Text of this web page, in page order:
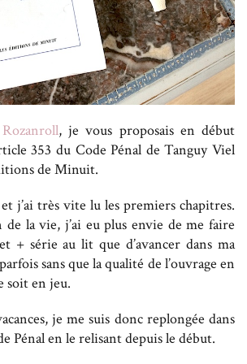
Rozanroll, je vous proposais en début
353 du Code Pénal de Tanguy Viel
de Minuit.
j’ai très vite lu les premiers chapitres.
la vie, j’ai eu plus envie de me faire
+ série au lit que d’avancer dans ma
sans que la qualité de l’ouvrage en
soit en jeu.
je me suis donc replongée dans
Pénal en le relisant depuis le début.